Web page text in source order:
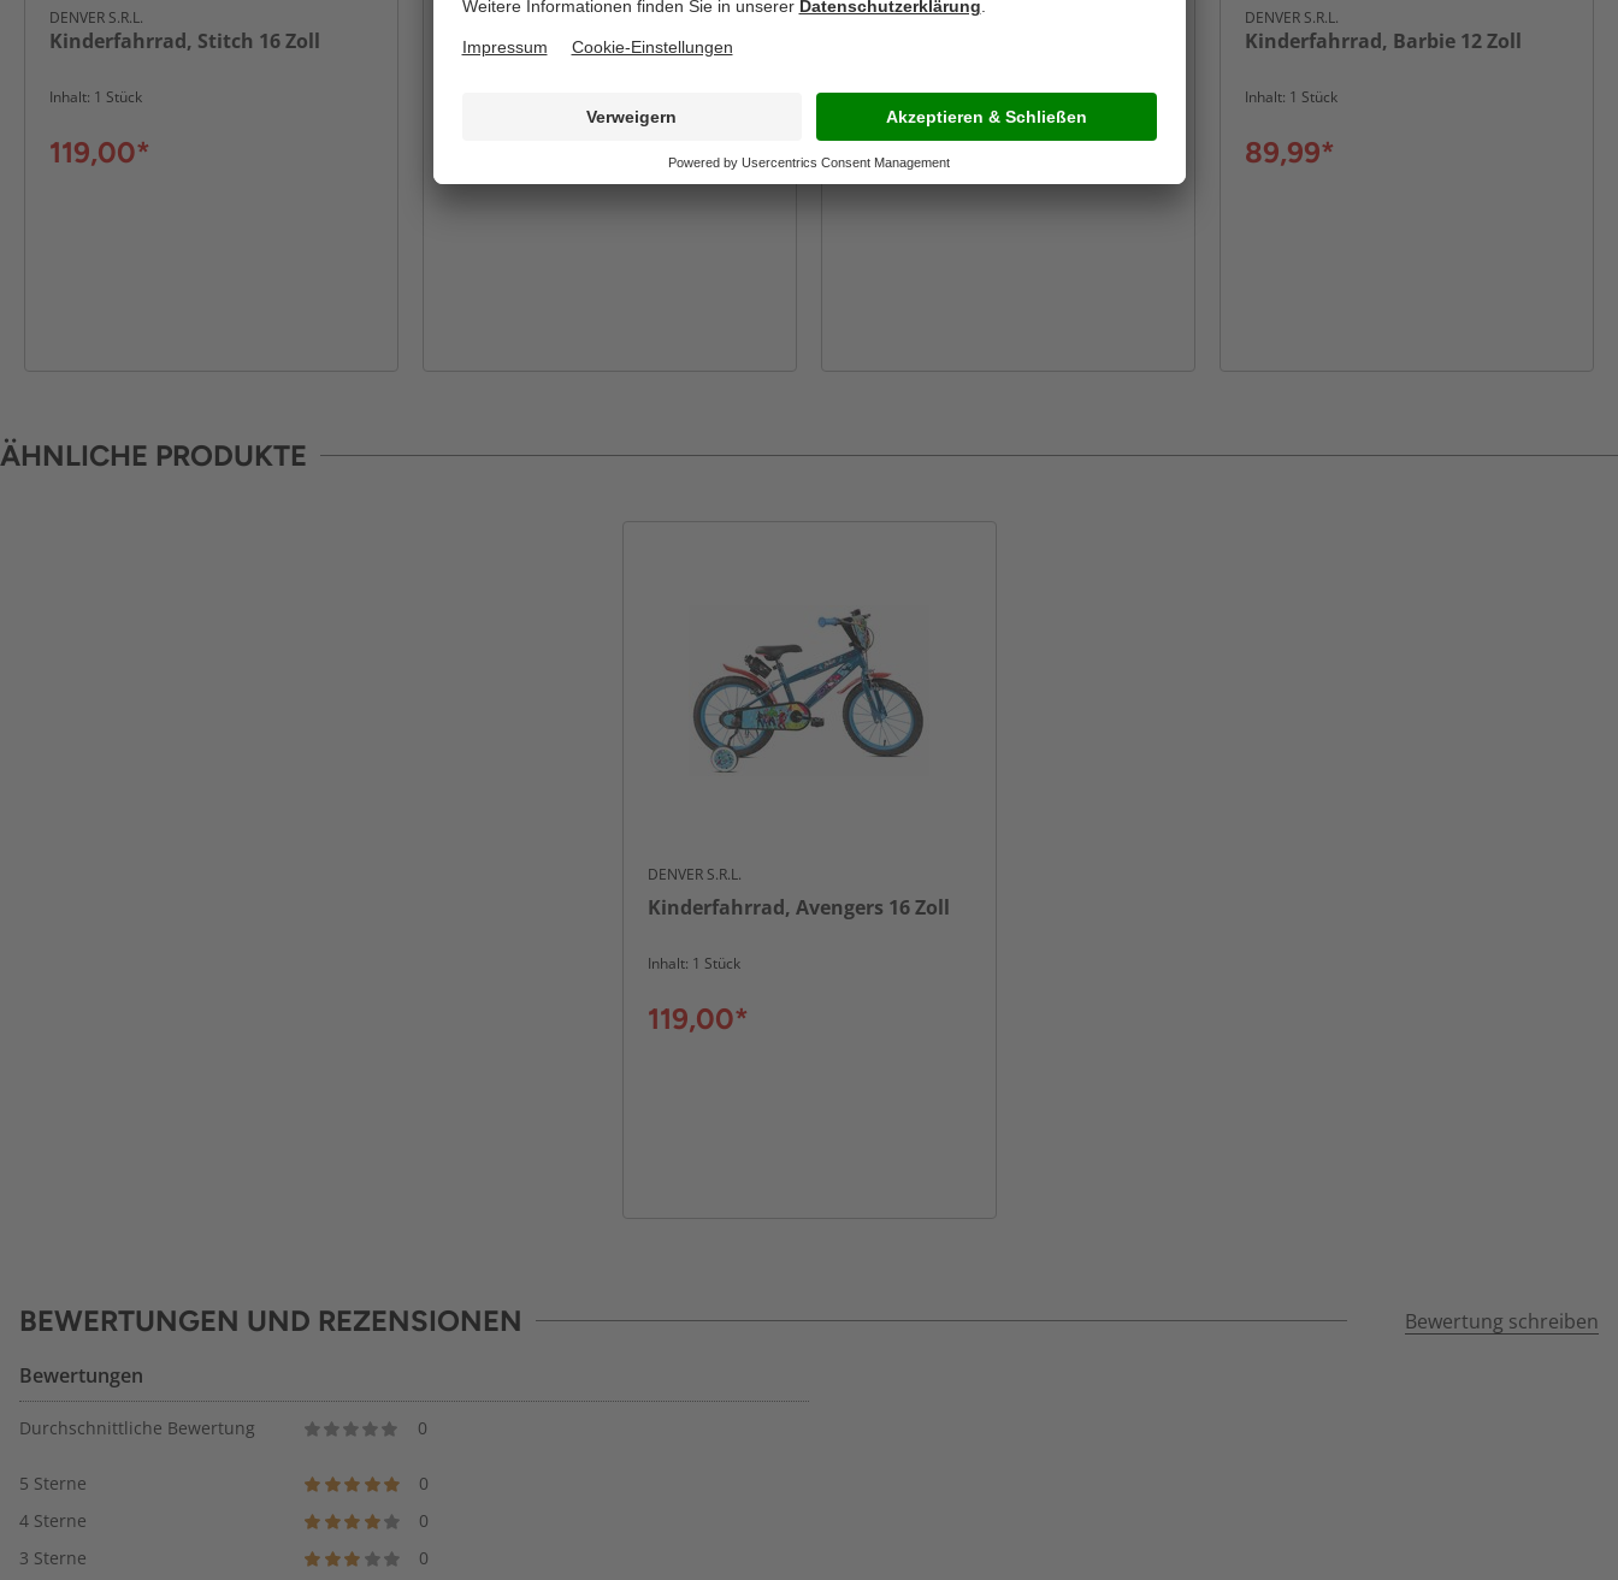
DENVER S.R.L.
Kinderfahrrad, Stitch 16 Zoll
Inhalt: 1 Stück
119,00*
DENVER S.R.L.
Kinderfahrrad, Avengers 16 Zoll
DENVER S.R.L.
Inhalt: 1 Stück
89,99*
DENVER S.R.L.
Kinderfahrrad, Barbie 12 Zoll
Inhalt: 1 Stück
89,99*
ÄHNLICHE PRODUKTE
DENVER S.R.L.
Kinderfahrrad, Avengers 16 Zoll
Inhalt: 1 Stück
119,00*
BEWERTUNGEN UND REZENSIONEN Bewertung schreiben
Bewertungen
Durchschnittliche Bewertung 0
5 Sterne
0
4 Sterne
0
3 Sterne
0